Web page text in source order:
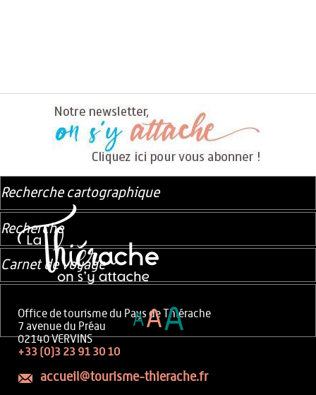
Office de tourisme du Pays de Thiérache
7 avenue du Préau
02140 VERVINS
+33 (0)3 23 91 30 10
accueil@tourisme-thierache.fr
Recherche cartographique
Recherche
Carnet de voyage
AAA